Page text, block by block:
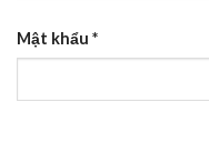
Mật khẩu *